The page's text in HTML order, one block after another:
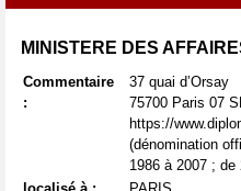
MINISTERE DES
Commentaire
:
37 quai d’Orsay
75700 Paris 07
https://
(dénomination
1986 à 2007 ; de